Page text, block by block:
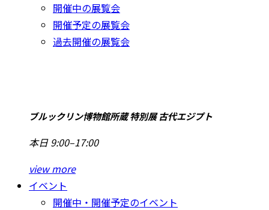
開催中の展覧会
開催予定の展覧会
過去開催の展覧会
ブルックリン博物館所蔵 特別展 古代エジプト
本日 9:00–17:00
view more
イベント
開催中・開催予定のイベント